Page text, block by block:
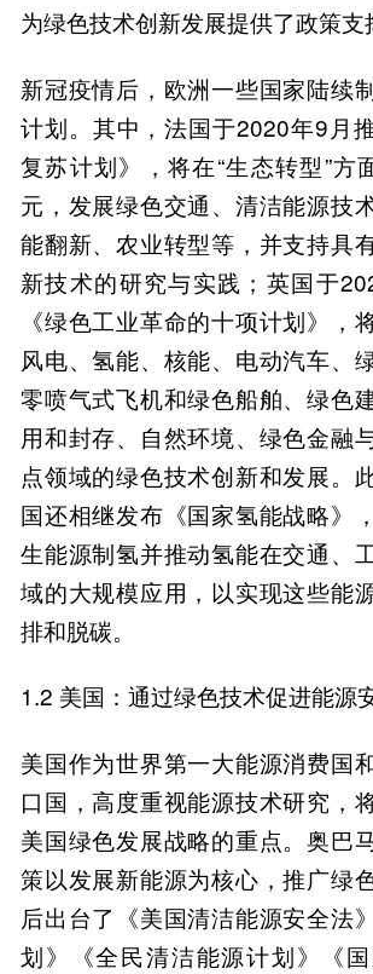
为绿色技术创新发展提供了政策支
新冠疫情后，欧洲一些国家陆续
计划。其中，法国于2020年9月
复苏计划》，将在“生态转型”方
元，发展绿色交通、清洁能源技
能翻新、农业转型等，并支持具
新技术的研究与实践；英国于
《绿色工业革命的十项计划》，
风电、氢能、核能、电动汽车、
零喷气式飞机和绿色船舶、绿色
用和封存、自然环境、绿色金融
点领域的绿色技术创新和发展。
国还相继发布《国家氢能战略》
生能源制氢并推动氢能在交通、
域的大规模应用，以实现这些能
排和脱碳。
1.2 美国：通过绿色技术促进能源
美国作为世界第一大能源消费国
口国，高度重视能源技术研究，
美国绿色发展战略的重点。奥巴
策以发展新能源为核心，推广绿
后出台了《美国清洁能源安全法
划》《全民清洁能源计划》《